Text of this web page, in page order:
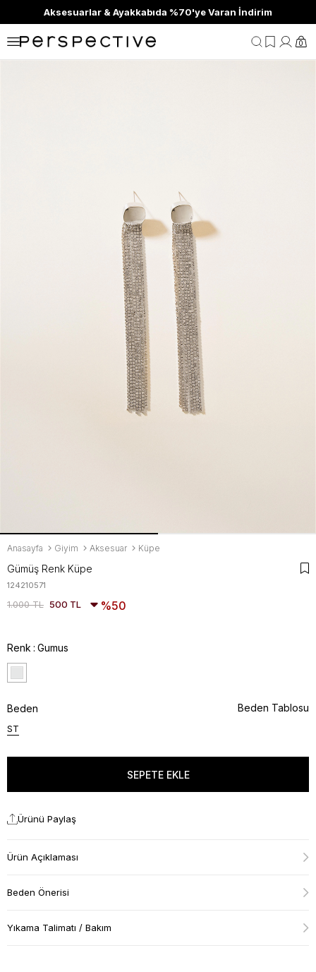
Aksesuarlar & Ayakkabıda %70'ye Varan İndirim
0
Anasayfa Giyim Aksesuar Küpe
Gümüş Renk Küpe
124210571
1.000 TL 500 TL 50
Renk Gumus
Beden
ST
Beden Tablosu
Ürünü Paylaş
Ürün Açıklaması
Beden Önerisi
Yıkama Talimatı / Bakım